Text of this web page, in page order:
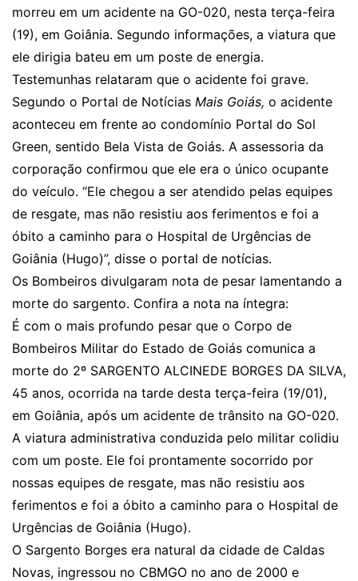
morreu em um acidente na GO-020, nesta terça-feira
(19), em Goiânia. Segundo informações, a viatura que
ele dirigia bateu em um poste de energia.
Testemunhas relataram que o acidente foi grave.
Segundo o Portal de Notícias Mais Goiás, o acidente
aconteceu em frente ao condomínio Portal do Sol
Green, sentido Bela Vista de Goiás. A assessoria da
corporação confirmou que ele era o único ocupante
do veículo. “Ele chegou a ser atendido pelas equipes
de resgate, mas não resistiu aos ferimentos e foi a
óbito a caminho para o Hospital de Urgências de
Goiânia (Hugo)”, disse o portal de notícias.
Os Bombeiros divulgaram nota de pesar lamentando a
morte do sargento. Confira a nota na íntegra:
É com o mais profundo pesar que o Corpo de
Bombeiros Militar do Estado de Goiás comunica a
morte do 2º SARGENTO ALCINEDE BORGES DA SILVA,
45 anos, ocorrida na tarde desta terça-feira (19/01),
em Goiânia, após um acidente de trânsito na GO-020.
A viatura administrativa conduzida pelo militar colidiu
com um poste. Ele foi prontamente socorrido por
nossas equipes de resgate, mas não resistiu aos
ferimentos e foi a óbito a caminho para o Hospital de
Urgências de Goiânia (Hugo).
O Sargento Borges era natural da cidade de Caldas
Novas, ingressou no CBMGO no ano de 2000 e